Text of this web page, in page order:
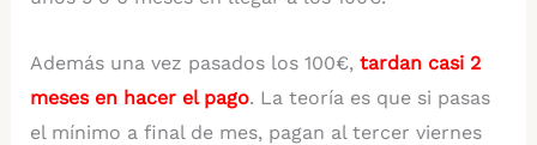
Además una vez pasados los 100€, tardan casi 2
meses en hacer el pago. La teoría es que si pasas
el mínimo a final de mes, pagan al tercer viernes